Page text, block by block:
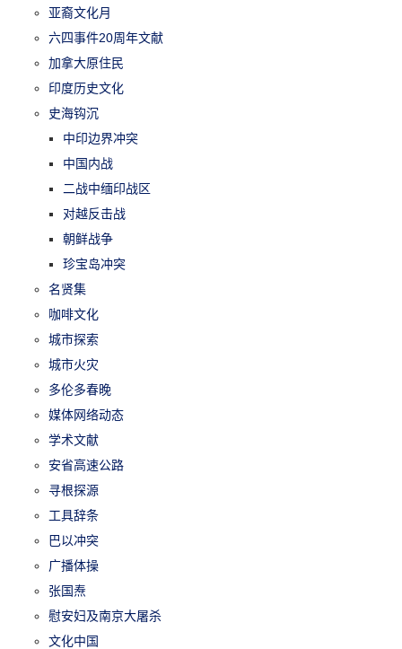
亚裔文化月
六四事件20周年文献
加拿大原住民
印度历史文化
史海钩沉
中印边界冲突
中国内战
二战中缅印战区
对越反击战
朝鲜战争
珍宝岛冲突
名贤集
咖啡文化
城市探索
城市火灾
多伦多春晚
媒体网络动态
学术文献
安省高速公路
寻根探源
工具辞条
巴以冲突
广播体操
张国焘
慰安妇及南京大屠杀
文化中国